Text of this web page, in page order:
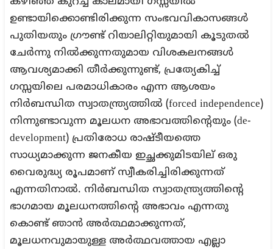
ഉണ്ടായിക്കൊണ്ടിരിക്കുന്ന സംഭവവികാസങ്ങൾ
പുതിയതും ഗ്രൗണ്ട് റിയാലിറ്റിയുമായി കൂടുതൽ
ചേർന്നു നിൽക്കുന്നതുമായ വിശകലനങ്ങൾ
ആവശ്യമാക്കി തീർക്കുന്നുണ്ട്, പ്രത്യേകിച്ച്
ഗസ്സയിലെ പരമാധികാരം എന്ന ആശയം
നിർബന്ധിത സ്വാതന്ത്ര്യത്തിൽ (forced independence)
നിന്നുണ്ടാവുന്ന മൂലധന അഭാവത്തിന്റെയും (de-
development) പ്രതിരോധ രാഷ്ടീയത്തെ
സാധ്യമാക്കുന്ന ജനകീയ ഇച്ഛക്കുമിടയില് ഒരു
വൈരുദ്ധ്യ രൂപമാണ് സ്വീകരിച്ചിരിക്കുന്നത്
എന്നതിനാൽ. നിർബന്ധിത സ്വാതന്ത്ര്യത്തിന്റെ
ഭാഗമായ മൂലധനത്തിന്റെ അഭാവം എന്നതു
കൊണ്ട് ഞാൻ അർത്ഥമാക്കുന്നത്,
മൂലധനവുമായുള്ള അർത്ഥവത്തായ എല്ലാ